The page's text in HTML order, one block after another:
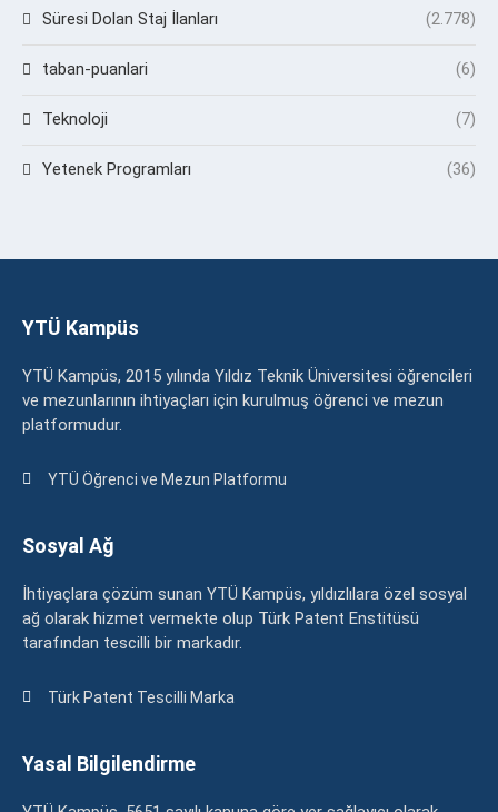
Süresi Dolan Staj İlanları (2.778)
taban-puanlari (6)
Teknoloji (7)
Yetenek Programları (36)
YTÜ Kampüs
YTÜ Kampüs, 2015 yılında Yıldız Teknik Üniversitesi öğrencileri
ve mezunlarının ihtiyaçları için kurulmuş öğrenci ve mezun
platformudur.
YTÜ Öğrenci ve Mezun Platformu
Sosyal Ağ
İhtiyaçlara çözüm sunan YTÜ Kampüs, yıldızlılara özel sosyal
ağ olarak hizmet vermekte olup Türk Patent Enstitüsü
tarafından tescilli bir markadır.
Türk Patent Tescilli Marka
Yasal Bilgilendirme